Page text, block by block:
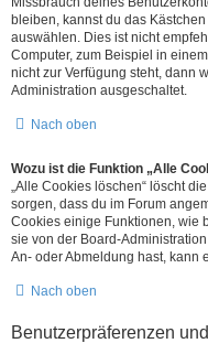
bleiben, kannst du das
auswählen. Dies ist nicht
Computer, zum Beispiel in
nicht zur Verfügung steht, dann
Administration ausgeschaltet.
Nach oben
Wozu ist die Funktion „Alle
„Alle Cookies löschen“ löscht
sorgen, dass du im Forum
Cookies einige Funktionen, wie
sie von der Board-
An- oder Abmeldung hast, kann
Nach oben
Benutzerpräferenzen